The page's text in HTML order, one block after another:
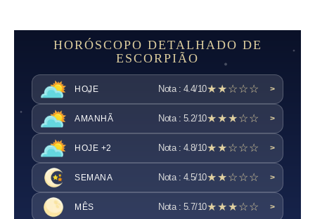
HORÓSCOPO DETALHADO DE
ESCORPIÃO
HOJE Nota : 4.4/10★★☆☆☆ >
AMANHÃ Nota : 5.2/10★★★☆☆ >
HOJE +2 Nota : 4.8/10★★☆☆☆ >
SEMANA Nota : 4.5/10★★☆☆☆ >
MÊS Nota : 5.7/10★★★☆☆ >